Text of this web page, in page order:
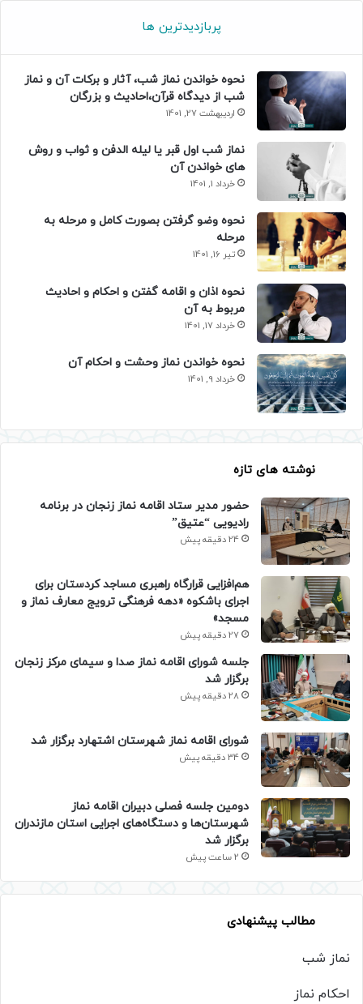
پربازدیدترین ها
نحوه خواندن نماز شب، آثار و برکات آن و نماز
شب از دیدگاه قرآن،احادیث و بزرگان
اردیبهشت 27, 1401
نماز شب اول قبر یا لیله الدفن و ثواب و روش
های خواندن آن
خرداد 1, 1401
نحوه وضو گرفتن بصورت کامل و مرحله به
مرحله
تیر 16, 1401
نحوه اذان و اقامه گفتن و احکام و احادیث
مربوط به آن
خرداد 17, 1401
نحوه خواندن نماز وحشت و احکام آن
خرداد 9, 1401
نوشته های تازه
حضور مدیر ستاد اقامه نماز زنجان در برنامه
رادیویی “عتیق”
24 دقیقه پیش
هم‌افزایی قرارگاه راهبری مساجد کردستان برای
اجرای باشکوه «دهه فرهنگی ترویج معارف نماز و
مسجد»
27 دقیقه پیش
جلسه شورای اقامه نماز صدا و سیمای مرکز زنجان
برگزار شد
28 دقیقه پیش
شورای اقامه نماز شهرستان اشتهارد برگزار شد
34 دقیقه پیش
دومین جلسه فصلی دبیران اقامه نماز
شهرستان‌ها و دستگاه‌های اجرایی استان مازندران
برگزار شد
2 ساعت پیش
مطالب پیشنهادی
نماز شب
احکام نماز